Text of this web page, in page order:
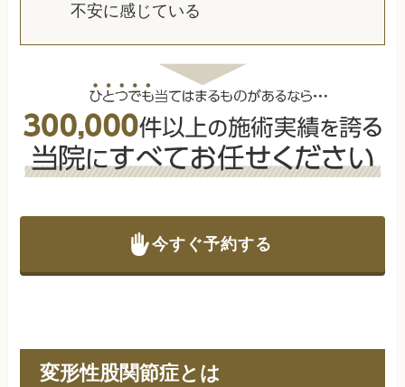
不安に感じている
今すぐ予約する
変形性股関節症とは